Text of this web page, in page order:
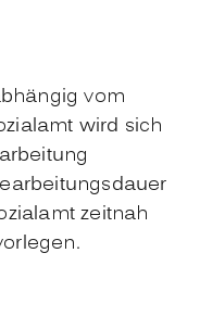
vom
wird sich
zeitnah